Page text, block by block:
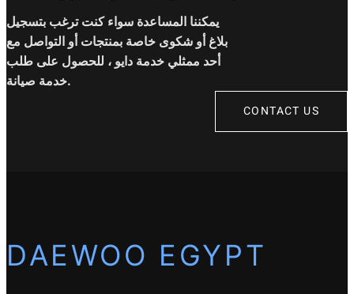
يمكننا المساعدة سواء كنت ترغب بتسجيل
بلاغ أو شكوى خاصة بمنتجات أو التواصل مع
أحد ممثلي خدمة دايو ، للحصول على طلب
خدمة صيانة.
CONTACT US
DAEWOO EGYPT